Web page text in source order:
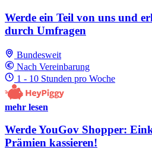
Werde ein Teil von uns und
durch Umfragen
Bundesweit
Nach Vereinbarung
1 - 10 Stunden pro Woche
mehr lesen
Werde YouGov Shopper:
Prämien kassieren!